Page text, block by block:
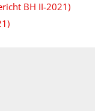
BH II-2021)